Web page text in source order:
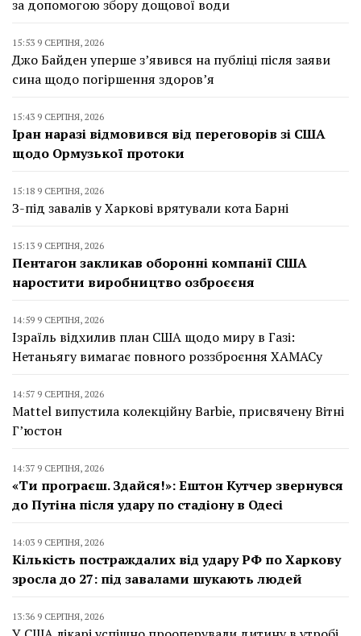
за допомогою збору дощової води
15:53 9 СЕРПНЯ, 2026
Джо Байден уперше з’явився на публіці після заяви
сина щодо погіршення здоров’я
15:43 9 СЕРПНЯ, 2026
Іран наразі відмовився від переговорів зі США
щодо Ормузької протоки
15:18 9 СЕРПНЯ, 2026
З-під завалів у Харкові врятували кота Барні
15:13 9 СЕРПНЯ, 2026
Пентагон закликав оборонні компанії США
наростити виробництво озброєєня
14:59 9 СЕРПНЯ, 2026
Ізраїль відхилив план США щодо миру в Газі:
Нетаньягу вимагає повного роззброєння ХАМАСу
14:57 9 СЕРПНЯ, 2026
Mattel випустила колекційну Barbie, присвячену Вітні
Г’юстон
14:37 9 СЕРПНЯ, 2026
«Ти програєш. Здайся!»: Ештон Кутчер звернувся
до Путіна після удару по стадіону в Одесі
14:03 9 СЕРПНЯ, 2026
Кількість постраждалих від удару РФ по Харкову
зросла до 27: під завалами шукають людей
13:36 9 СЕРПНЯ, 2026